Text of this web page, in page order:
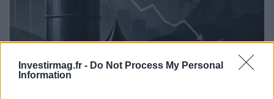
Investirmag.fr - Do Not Process My Personal
Information